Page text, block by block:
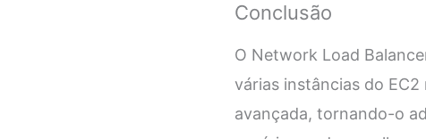
Conclusão
O Network Load
várias instâncias do EC2
avançada, tornando-o